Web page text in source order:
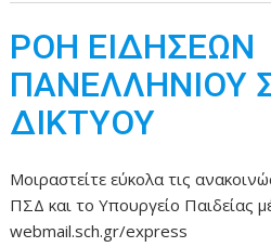
ΡΟΗ ΕΙΔΗΣΕΩΝ
ΠΑΝΕΛΛΗΝΙΟΥ
ΔΙΚΤΥΟΥ
Μοιραστείτε εύκολα τις
ΠΣΔ και το Υπουργείο Παιδείας
webmail.sch.gr/express